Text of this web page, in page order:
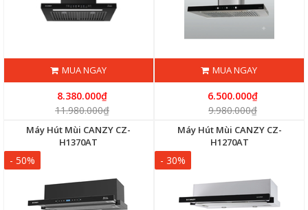
MUA NGAY
8.380.000₫
11.980.000₫
MUA NGAY
6.500.000₫
9.980.000₫
Máy Hút Mùi CANZY CZ-
H1370AT
- 50%
Máy Hút Mùi CANZY CZ-
H1270AT
- 30%